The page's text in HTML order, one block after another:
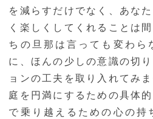
を減らすだけでなく、あな
く楽しくしてくれることは
ちの旦那は言っても変わら
に、ほんの少しの意識の切
ョンの工夫を取り入れてみ
庭を円満にするための具体
で乗り越えるための心の持